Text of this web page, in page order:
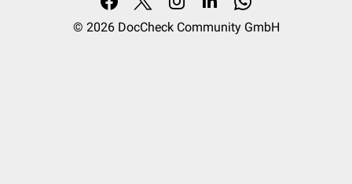
© 2026 DocCheck Community GmbH